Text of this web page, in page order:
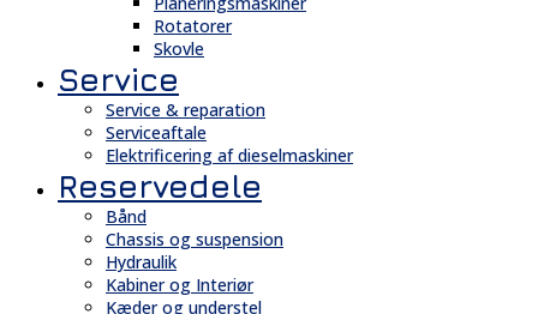
Rotatorer
Skovle
Service
Service & reparation
Serviceaftale
Elektrificering af dieselmaskiner
Reservedele
Bånd
Chassis og suspension
Hydraulik
Kabiner og Interiør
Kæder og understel